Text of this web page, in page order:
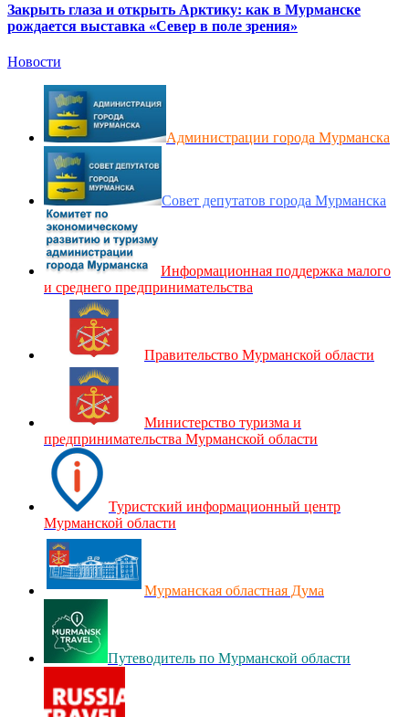
Закрыть глаза и открыть Арктику: как в Мурманске
рождается выставка «Север в поле зрения»
Новости
Администрации города Мурманска
Совет депутатов города Мурманска
Информационная поддержка малого
и среднего предпринимательства
Правительство Мурманской области
Министерство туризма и
предпринимательства Мурманской области
Туристский информационный центр
Мурманской области
Мурманская областная Дума
Путеводитель по Мурманской области